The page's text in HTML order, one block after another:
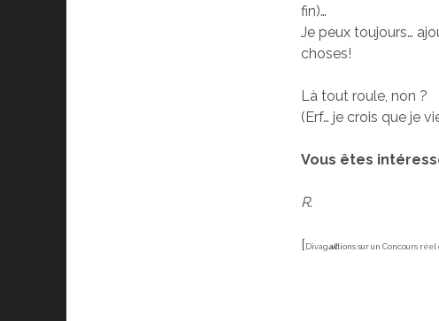
fin)…
Je peux toujours…
choses!
Là tout roule, non ?
(Erf… je crois que je
Vous êtes
R.
[ Divagailtions sur un Concours